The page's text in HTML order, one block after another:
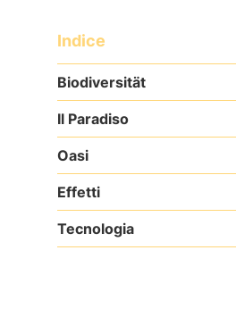
Indice
Biodiversität
Il Paradiso
Oasi
Effetti
Tecnologia